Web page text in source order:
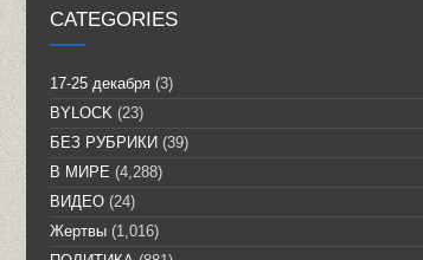
CATEGORIES
17-25 декабря (3)
BYLOCK (23)
БЕЗ РУБРИКИ (39)
В МИРЕ (4,288)
ВИДЕО (24)
Жертвы (1,016)